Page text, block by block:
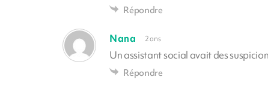
Répondre
Nana 2 ans
Un assistant social avait des
Répondre